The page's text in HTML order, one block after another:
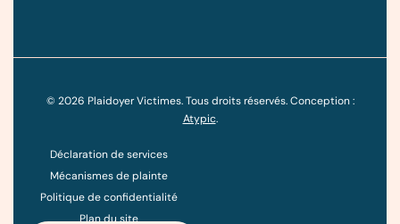
© 2026 Plaidoyer Victimes. Tous droits réservés. Conception :
Atypic.
Déclaration de services
Mécanismes de plainte
Politique de confidentialité
Plan du site